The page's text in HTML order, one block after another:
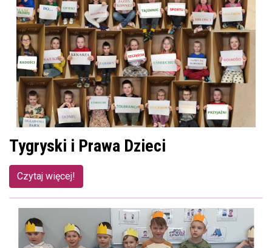
Tygryski i Prawa Dzieci
Czytaj więcej!